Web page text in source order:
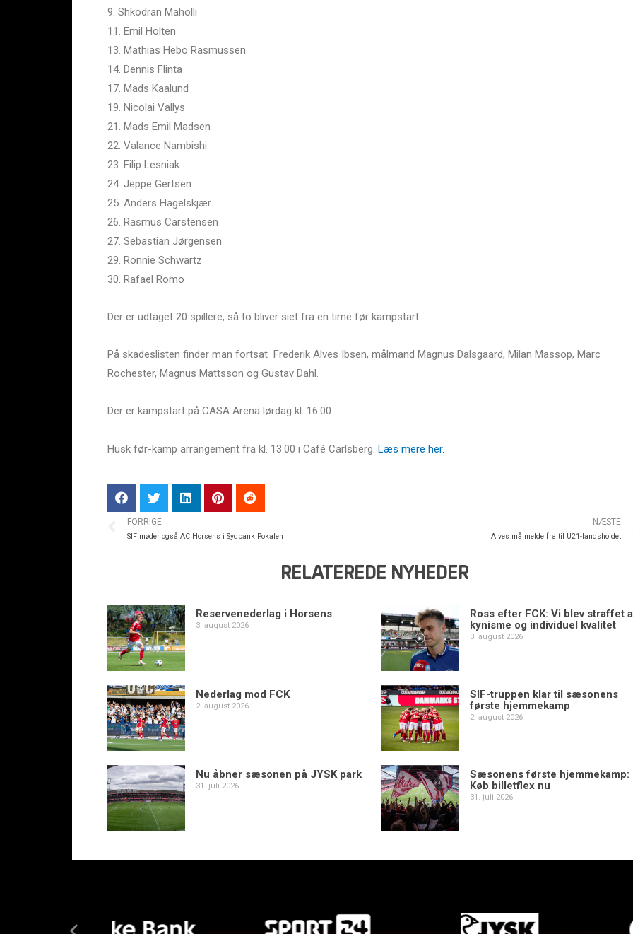
9. Shkodran Maholli
11. Emil Holten
13. Mathias Hebo Rasmussen
14. Dennis Flinta
17. Mads Kaalund
19. Nicolai Vallys
21. Mads Emil Madsen
22. Valance Nambishi
23. Filip Lesniak
24. Jeppe Gertsen
25. Anders Hagelskjær
26. Rasmus Carstensen
27. Sebastian Jørgensen
29. Ronnie Schwartz
30. Rafael Romo
Der er udtaget 20 spillere, så to bliver siet fra en time før kampstart.
På skadeslisten finder man fortsat Frederik Alves Ibsen, målmand Magnus Dalsgaard, Milan Massop, Marc
Rochester, Magnus Mattsson og Gustav Dahl.
Der er kampstart på CASA Arena lørdag kl. 16.00.
Husk før-kamp arrangement fra kl. 13.00 i Café Carlsberg. Læs mere her.
FORRIGE
SIF møder også AC Horsens i Sydbank Pokalen
NÆSTE
Alves må melde fra til U21-landsholdet
RELATEREDE NYHEDER
Reservenederlag i Horsens
3. august 2026
Ross efter FCK: Vi blev straffet
kynisme og individuel kvalitet
3. august 2026
Nederlag mod FCK
2. august 2026
SIF-truppen klar til sæsonens
første hjemmekamp
2. august 2026
Nu åbner sæsonen på JYSK park
31. juli 2026
Sæsonens første hjemmekamp:
Køb billetflex nu
31. juli 2026